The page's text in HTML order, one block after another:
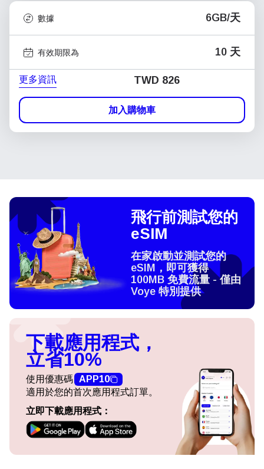
數據 6GB/天
有效期限為 10 天
更多資訊 TWD 826
加入購物車
飛行前測試您的
eSIM
在家啟動並測試您的
eSIM，即可獲得
100MB 免費流量 - 僅由
Voye 特別提供
下載應用程式，
立省10%
使用優惠碼 APP10
適用於您的首次應用程式訂單。
立即下載應用程式：